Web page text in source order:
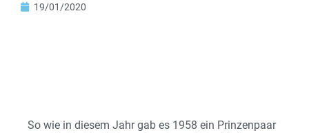
19/01/2020
So wie in diesem Jahr gab es 1958 ein Prinzenpaar